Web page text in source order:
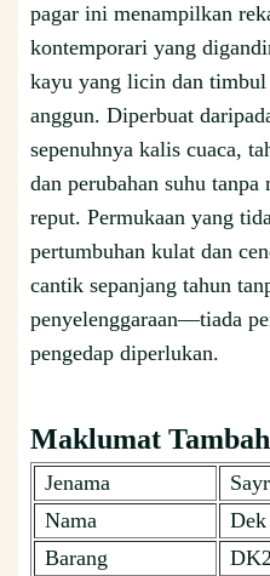
pagar ini menampilkan
kontemporari yang
kayu yang licin dan
anggun. Diperbuat
sepenuhnya kalis cuaca,
dan perubahan suhu
reput. Permukaan yang
pertumbuhan kulat dan
cantik sepanjang tahun
penyelenggaraan—tiada
pengedap diperlukan.
Maklumat
Jenama
Nama
Barang